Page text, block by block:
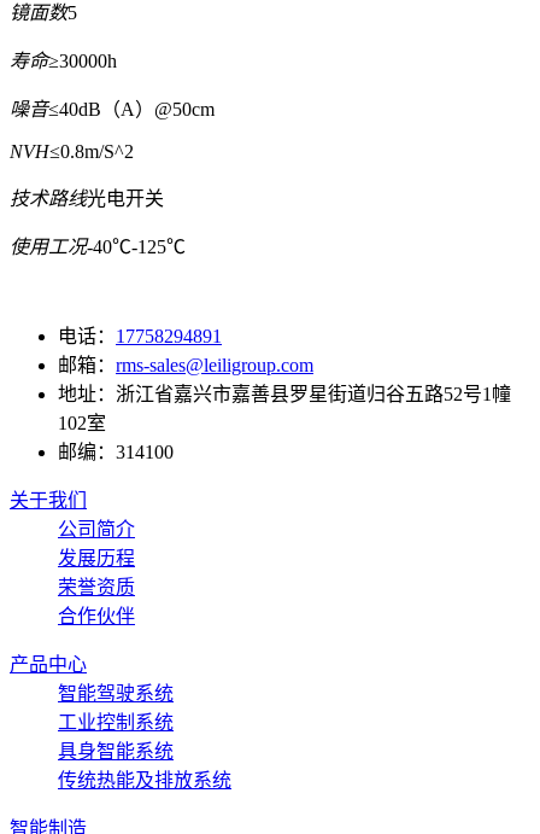
镜面数5
寿命≥30000h
噪音≤40dB（A）@50cm
NVH≤0.8m/S^2
技术路线光电开关
使用工况-40℃-125℃
电话： 17758294891
邮箱： rms-sales@leiligroup.com
地址： 浙江省嘉兴市嘉善县罗星街道归谷五路52号1幢
102室
邮编： 314100
关于我们
公司简介
发展历程
荣誉资质
合作伙伴
产品中心
智能驾驶系统
工业控制系统
具身智能系统
传统热能及排放系统
智能制造